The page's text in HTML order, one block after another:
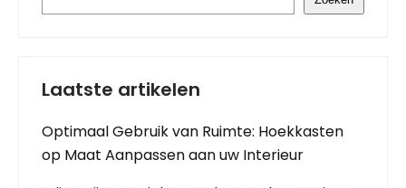
Laatste artikelen
Optimaal Gebruik van Ruimte: Hoekkasten
op Maat Aanpassen aan uw Interieur